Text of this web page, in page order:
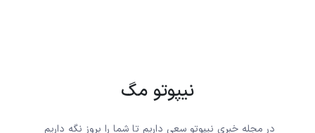
نیپوتو مگ
در مجله خبری نیپوتو سعی داریم تا شما را بروز نگه داریم